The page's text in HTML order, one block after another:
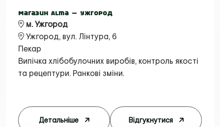
Магазин Alma — Ужгород
м. Ужгород
Ужгород, вул. Лінтура, 6
Пекар
Випічка хлібобулочних виробів, контроль якості
та рецептури. Ранкові зміни.
Детальніше Відгукнутися